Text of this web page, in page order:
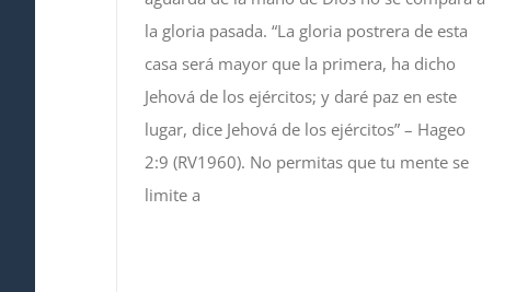
la gloria pasada. “La gloria postrera de esta
casa será mayor que la primera, ha dicho
Jehová de los ejércitos; y daré paz en este
lugar, dice Jehová de los ejércitos” – Hageo
2:9 (RV1960). No permitas que tu mente se
limite a